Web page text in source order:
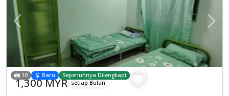
Previous
10 Baru Sepenuhnya Dilengkapi
1,300 MYR setiap Bulan